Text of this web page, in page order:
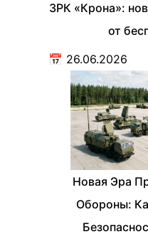
ЗРК «Крона»:
от
📅 26.06.2026
Новая Эра
Обороны: